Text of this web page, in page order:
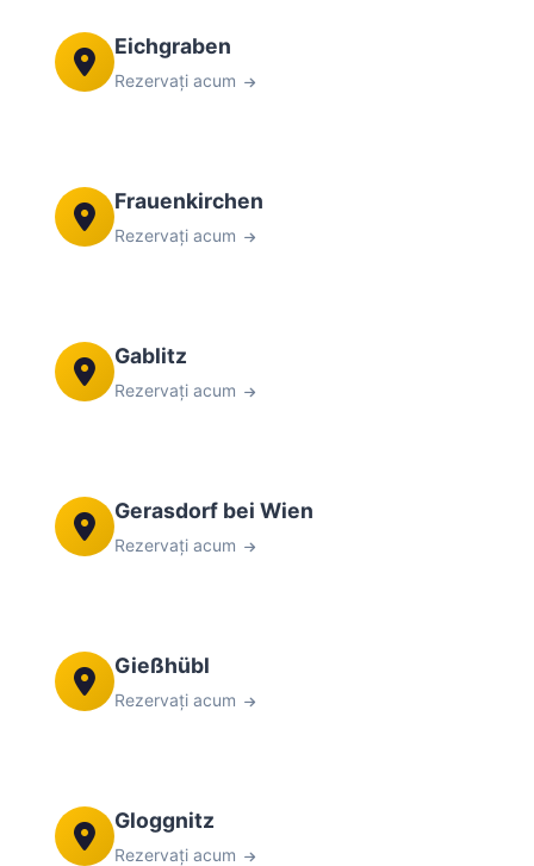
Eichgraben
Rezervați acum
Frauenkirchen
Rezervați acum
Gablitz
Rezervați acum
Gerasdorf bei Wien
Rezervați acum
Gießhübl
Rezervați acum
Gloggnitz
Rezervați acum